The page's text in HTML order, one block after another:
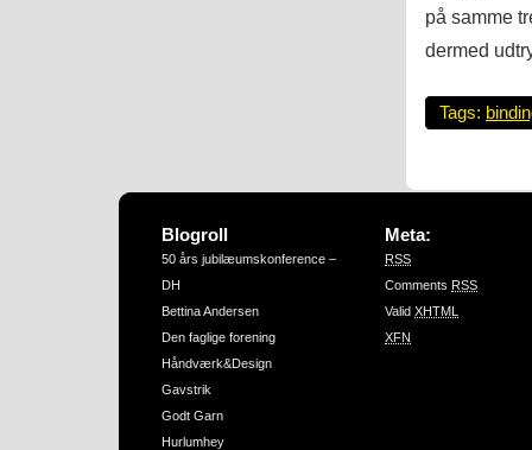
på samme
dermed
Tags:
Blogroll
50 års jubilæumskonference –
DH
Bettina Andersen
Den faglige forening
Håndværk&Design
Gavstrik
Godt Garn
Hurlumhey
Meta:
RSS
Comments RSS
Valid XHTML
XFN